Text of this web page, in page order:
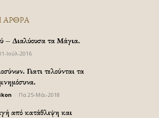
– Διαλύουσα τα Μάγια.
Ιούλ-2016
Γιατι τελούνται τα
Πα 25-Μάι-2018
από κατάθλιψη και